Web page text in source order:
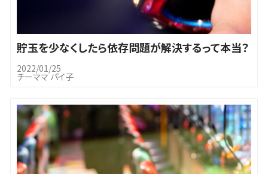
貯玉を少なくしたら依存問題が解決するって本当？
2022/01/25
チーママ パイ子